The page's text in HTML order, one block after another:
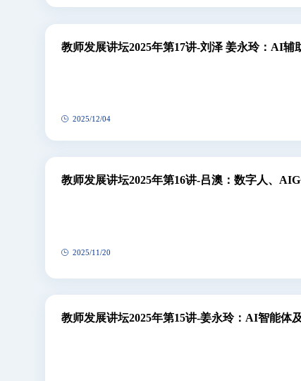
教师发展讲坛2025年第17讲-刘泽 姜永玲：AI辅
2025/12/04
教师发展讲坛2025年第16讲-吕澳：数字人、
2025/11/20
教师发展讲坛2025年第15讲-姜永玲：AI智能体